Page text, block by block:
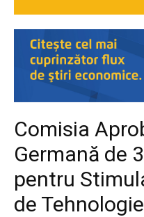
Comisia
Germană de
pentru
de